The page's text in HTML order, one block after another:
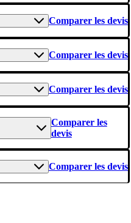
Comparer les devis
Comparer les devis
Comparer les devis
Comparer les
devis
Comparer les devis